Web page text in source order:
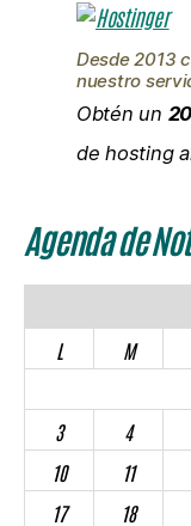
Desde 2013
nuestro
Obtén un
de hosting
Agenda de
L
M
3
4
10
11
17
18